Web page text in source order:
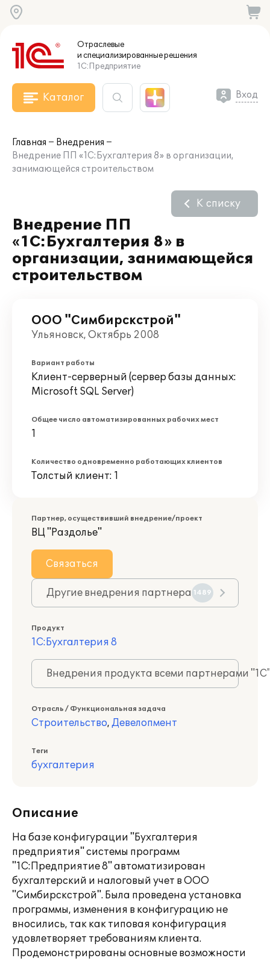
Отраслевые
и специализированныерешения
1С:Предприятие
Каталог Вход
Главная
Внедрения
Внедрение ПП «1С:Бухгалтерия 8» в организации,
занимающейся строительством
Внедрение ПП
«1С:Бухгалтерия 8» в
организации, занимающейся
строительством
К списку
ООО "Симбирскстрой"
Ульяновск, Октябрь 2008
Вариант работы
Клиент-серверный (сервер базы данных:
Microsoft SQL Server)
Общее число автоматизированных рабочих мест
1
Количество одновременно работающих клиентов
Толстый клиент: 1
Партнер, осуществивший внедрение/проект
ВЦ "Раздолье"
Связаться
Другие внедрения партнера 1489
Продукт
1С:Бухгалтерия 8
Внедрения продукта всеми партнерами
Отрасль / Функциональная задача
Строительство, Девелопмент
Теги
бухгалтерия
Описание
На базе конфигурации "Бухгалтерия
предприятия" системы программ
"1С:Предприятие 8" автоматизирован
бухгалтерский и налоговый учет в ООО
"Симбирскстрой". Была проведена установка
программы, изменения в конфигурацию не
вносились, так как типовая конфигурация
удовлетворяет требованиям клиента.
Продемонстрированы основные возможности